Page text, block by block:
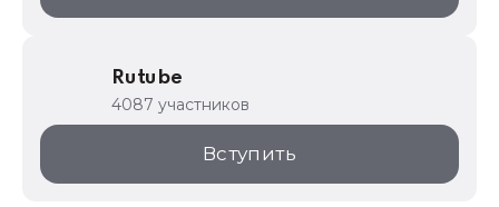
Rutube
4087 участников
Вступить